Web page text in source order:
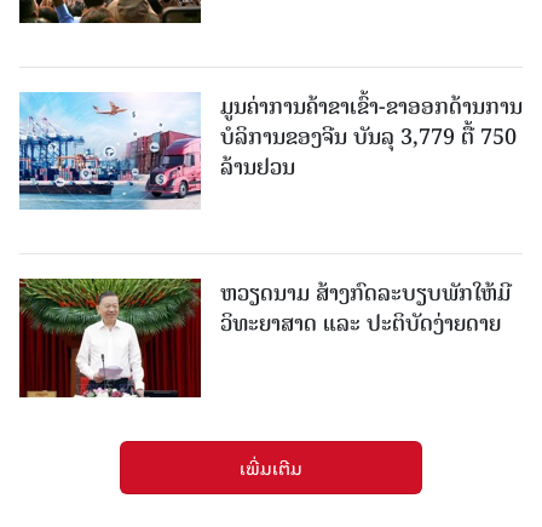
ມູນຄ່າການຄ້າຂາເຂົ້າ-ຂາອອກດ້ານການ
ບໍລິການຂອງຈີນ ບັນລຸ 3,779 ຕື້ 750
ລ້ານຢວນ
ຫວຽດນາມ ສ້າງກົດລະບຽບພັກໃຫ້ມີ
ວິທະຍາສາດ ແລະ ປະຕິບັດງ່າຍດາຍ
ເພີ່ມເຕີມ